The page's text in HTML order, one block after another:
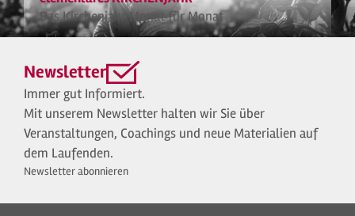
Das Kirchenjahr Monat für Monat
Newsletter
Immer gut Informiert.
Mit unserem Newsletter halten wir Sie über
Veranstaltungen, Coachings und neue Materialien auf
dem Laufenden.
Newsletter abonnieren